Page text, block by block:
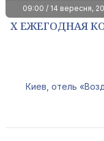
09:00 / 14 вересня,
X ЕЖЕГОДНАЯ
Киев, отель